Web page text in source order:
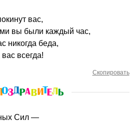
вас,
вы были каждый час,
никогда беда,
всегда!
Скопировать
Сил —